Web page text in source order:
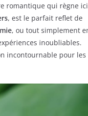
romantique qui règne
, est le parfait reflet de
, ou tout simplement
inoubliables.
incontournable pour les